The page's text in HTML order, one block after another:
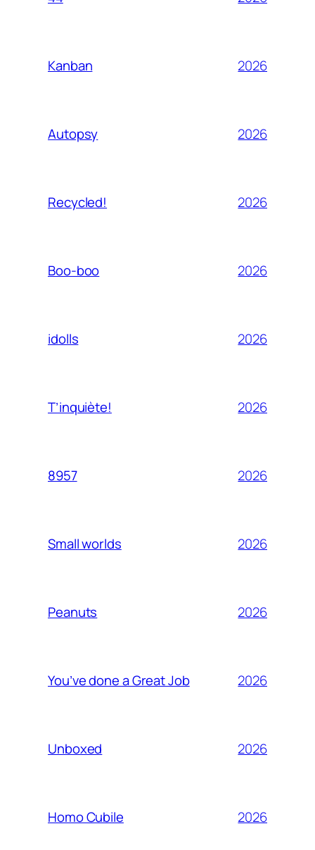
Kanban 2026
Autopsy 2026
Recycled! 2026
Boo-boo 2026
idolls 2026
T’inquiète! 2026
8957 2026
Small worlds 2026
Peanuts 2026
You’ve done a Great Job 2026
Unboxed 2026
Homo Cubile 2026